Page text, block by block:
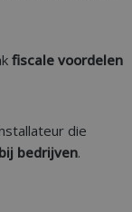
fiscale voordelen
die
bedrijven.